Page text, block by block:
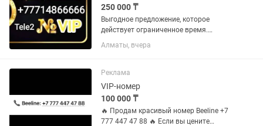
250 000 ₸
Выгодное предложение, которое
действует ограниченное время.
Успейте приобрести. Продам VIP
номер Теле2, Крутой номер, для
хорошим выгодным тарифам. Best
номер VIP. Можно...
Алматы, вчера
Реклама
VIP-номер
100 000 ₸
🔥 Продам красивый номер Beeline +7
777 447 47 88 🔥 Если вы цените